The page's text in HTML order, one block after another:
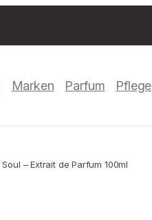
Marken Parfum Pflege
– Extrait de Parfum 100ml